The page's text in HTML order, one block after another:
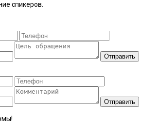
спикеров.
Отправить
Отправить